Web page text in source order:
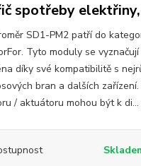
spotřeby
SD1-PM2 patří do
Tyto moduly se
díky své kompatibilitě s
bran a dalších
/ aktuátoru mohou být k di...